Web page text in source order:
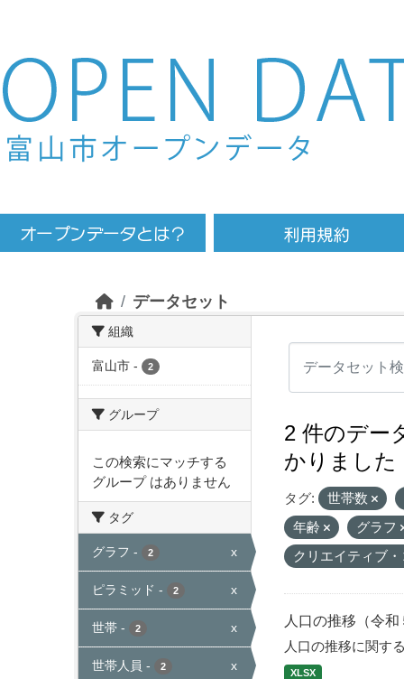
Skip to main content
データセット
組織
富山市 - 2
グループ
この検索にマッチする
グループ はありません
タグ
グラフ - 2 x
ピラミッド - 2 x
世帯 - 2 x
世帯人員 - 2 x
2 件のデー
かりました
タグ: 世帯数
年齢
グラフ
クリエイティブ
人口の推移（令和
人口の推移に関す
XLSX